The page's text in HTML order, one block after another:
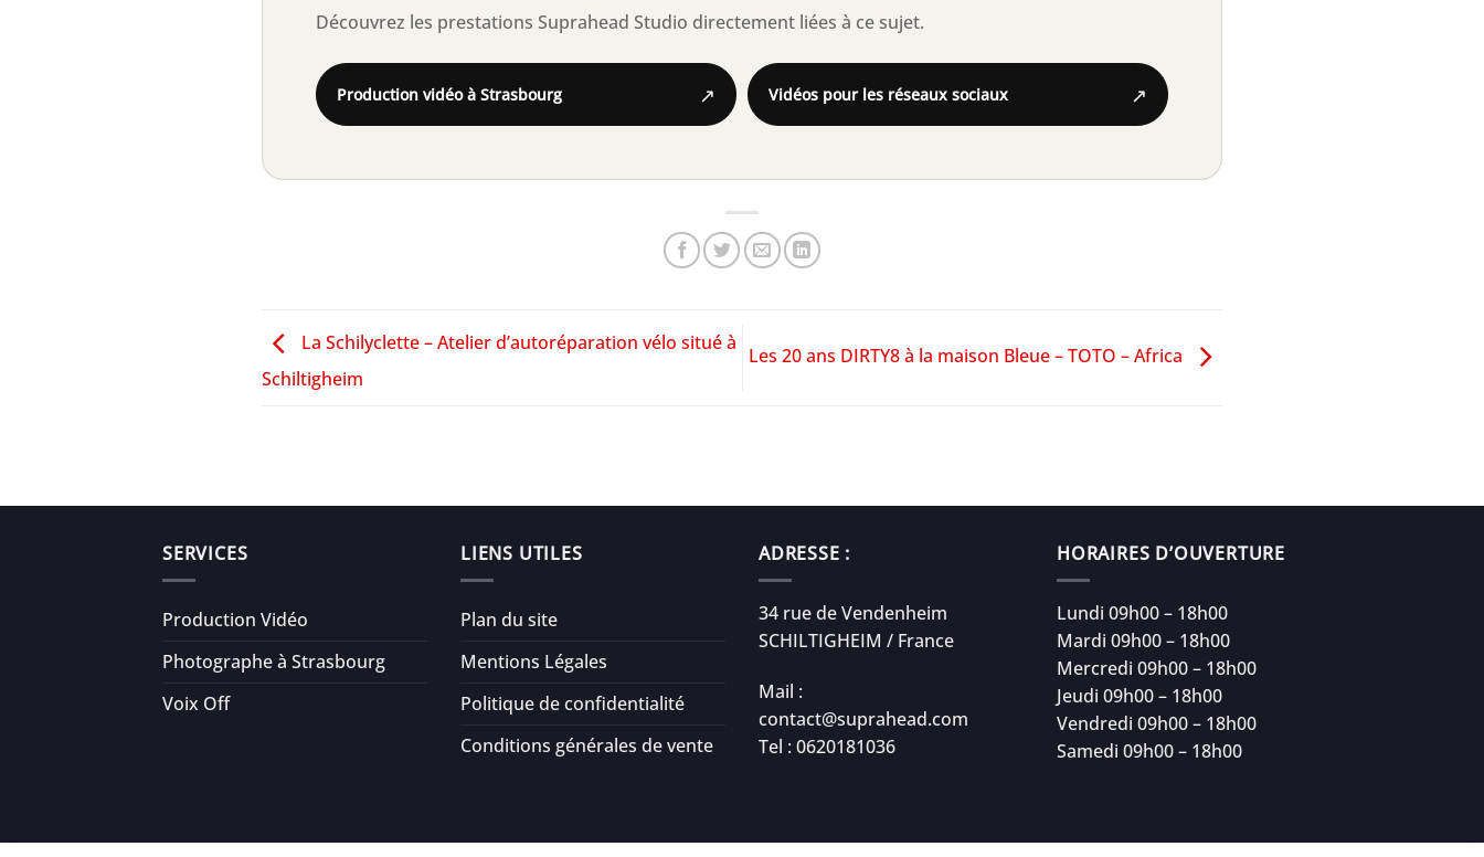
Découvrez les prestations Suprahead Studio directement liées à ce sujet.
Production vidéo à Strasbourg ↗ Vidéos pour les réseaux sociaux ↗
La Schilyclette – Atelier d’autoréparation vélo situé à
Schiltigheim
Les 20 ans DIRTY8 à la maison Bleue – TOTO – Africa
SERVICES
Production Vidéo
Photographe à Strasbourg
Voix Off
LIENS UTILES
Plan du site
Mentions Légales
Politique de confidentialité
Conditions générales de vente
ADRESSE :
34 rue de Vendenheim
SCHILTIGHEIM / France
Mail :
contact@suprahead.com
Tel : 0620181036
HORAIRES D’OUVERTURE
Lundi 09h00 – 18h00
Mardi 09h00 – 18h00
Mercredi 09h00 – 18h00
Jeudi 09h00 – 18h00
Vendredi 09h00 – 18h00
Samedi 09h00 – 18h00